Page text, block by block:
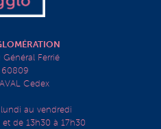
Général Ferrié
60809
Cedex
au vendredi
de 13h30 à 17h30